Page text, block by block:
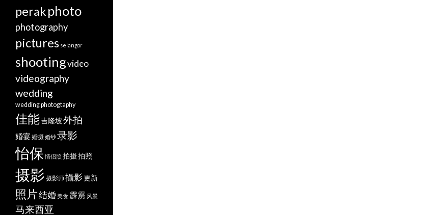
perakphoto
photography
pictures selangor
shootingvideo
videography
wedding
wedding photogtaphy
佳能吉隆坡外拍
婚宴婚摄婚纱录影
怡保 情侣照 拍摄拍照
摄影 摄影师攝影更新
照片结婚美食 霹雳 风景
马来西亚